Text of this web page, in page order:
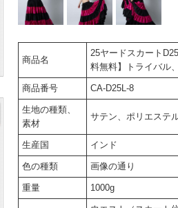
商品名
25ヤードスカート
料無料】トライバル
商品番号 CA-D25L-8
生地の種類、
素材
サテン、ポリエステ
生産国 インド
色の種類 画像の通り
重量 1000g